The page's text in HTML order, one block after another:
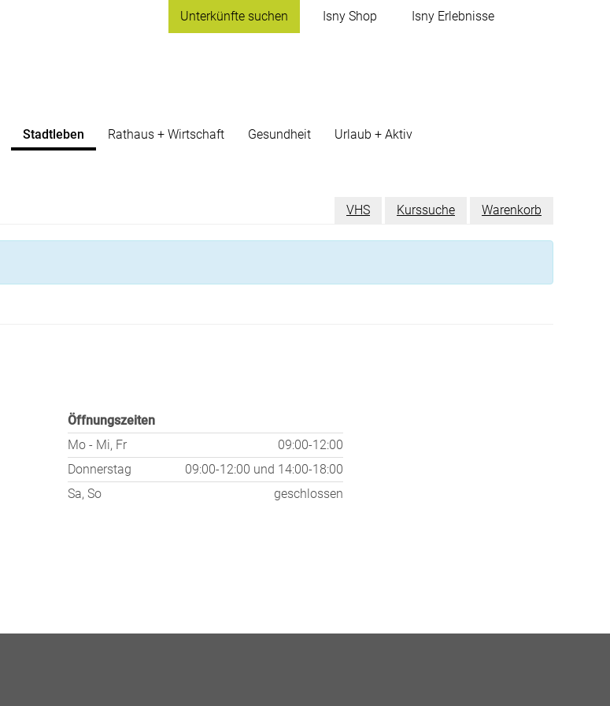
Unterkünfte suchen Isny Shop Isny Erlebnisse
Stadtleben Rathaus + Wirtschaft Gesundheit Urlaub + Aktiv
VHS Kurssuche Warenkorb
Öffnungszeiten
Mo - Mi, Fr
09:00-12:00
Donnerstag
09:00-12:00 und 14:00-18:00
Sa, So
geschlossen